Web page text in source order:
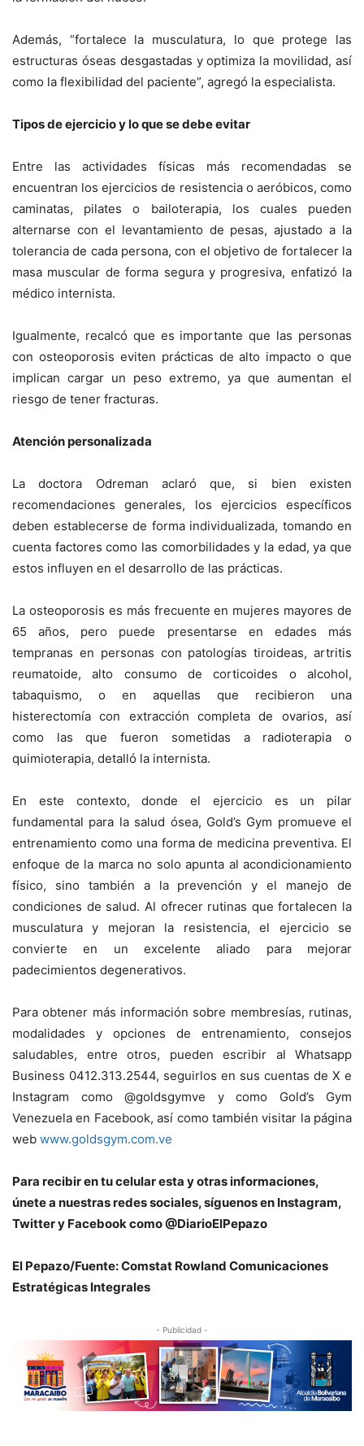
Además, “fortalece la musculatura, lo que protege las
estructuras óseas desgastadas y optimiza la movilidad, así
como la flexibilidad del paciente”, agregó la especialista.
Tipos de ejercicio y lo que se debe evitar
Entre las actividades físicas más recomendadas se
encuentran los ejercicios de resistencia o aeróbicos, como
caminatas, pilates o bailoterapia, los cuales pueden
alternarse con el levantamiento de pesas, ajustado a la
tolerancia de cada persona, con el objetivo de fortalecer la
masa muscular de forma segura y progresiva, enfatizó la
médico internista.
Igualmente, recalcó que es importante que las personas
con osteoporosis eviten prácticas de alto impacto o que
implican cargar un peso extremo, ya que aumentan el
riesgo de tener fracturas.
Atención personalizada
La doctora Odreman aclaró que, si bien existen
recomendaciones generales, los ejercicios específicos
deben establecerse de forma individualizada, tomando en
cuenta factores como las comorbilidades y la edad, ya que
estos influyen en el desarrollo de las prácticas.
La osteoporosis es más frecuente en mujeres mayores de
65 años, pero puede presentarse en edades más
tempranas en personas con patologías tiroideas, artritis
reumatoide, alto consumo de corticoides o alcohol,
tabaquismo, o en aquellas que recibieron una
histerectomía con extracción completa de ovarios, así
como las que fueron sometidas a radioterapia o
quimioterapia, detalló la internista.
En este contexto, donde el ejercicio es un pilar
fundamental para la salud ósea, Gold’s Gym promueve el
entrenamiento como una forma de medicina preventiva. El
enfoque de la marca no solo apunta al acondicionamiento
físico, sino también a la prevención y el manejo de
condiciones de salud. Al ofrecer rutinas que fortalecen la
musculatura y mejoran la resistencia, el ejercicio se
convierte en un excelente aliado para mejorar
padecimientos degenerativos.
Para obtener más información sobre membresías, rutinas,
modalidades y opciones de entrenamiento, consejos
saludables, entre otros, pueden escribir al Whatsapp
Business 0412.313.2544, seguirlos en sus cuentas de X e
Instagram como @goldsgymve y como Gold’s Gym
Venezuela en Facebook, así como también visitar la página
web www.goldsgym.com.ve
Para recibir en tu celular esta y otras informaciones,
únete a nuestras redes sociales, síguenos en Instagram,
Twitter y Facebook como @DiarioElPepazo
El Pepazo/Fuente: Comstat Rowland Comunicaciones
Estratégicas Integrales
- Publicidad -